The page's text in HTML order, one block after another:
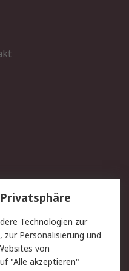
Lieferlösungen
Kontakt
Privatkunden
Technologien zur
Personalisierung und
von
"Alle akzeptieren"